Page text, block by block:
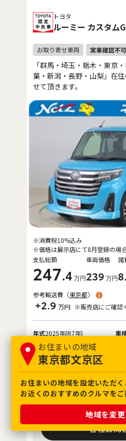
お住まいの地域
東京都文京区
お住まいの地域を設定いただく
お近くのおすすめのクルマをご
地域を変
トヨタ
ルーミー カスタム
「群馬・埼玉・栃木・東京
葉・新潟・長野・山梨」在
せて頂きます。
支払総額
247.4 万円
車両価格
239 万円
諸
8
※消費税10%込み
※価格は展示店にて8月登録の場
参考輸送費（東京都）
+2.9 万円 ※販売店にご確認
年式2025年(R7年) 車
走行距離6,000km
保証ロングラン保証付
整備
定期点検整備付 修復
お取り寄せ車両
各種お問